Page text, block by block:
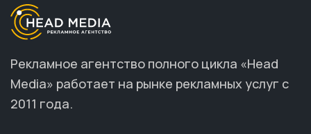
Рекламное агентство полного цикла «Head
Media» работает на рынке рекламных услуг с
2011 года.